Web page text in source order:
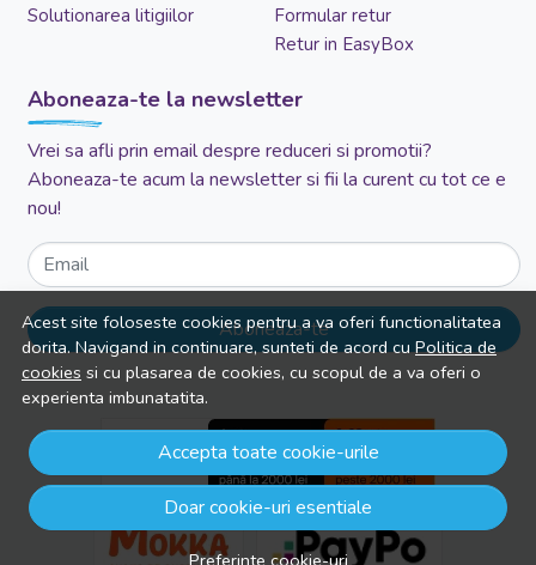
Acest site foloseste cookies pentru a va oferi functionalitatea
dorita. Navigand in continuare, sunteti de acord cuPolitica de
cookies si cu plasarea de cookies, cu scopul de a va oferi o
experienta imbunatatita.
Accepta toate cookie-urile
Doar cookie-uri esentiale
Preferinte cookie-uri
Solutionarea litigiilor
Formular retur
Retur in EasyBox
Aboneaza-te la newsletter
Vrei sa afli prin email despre reduceri si promotii?
Aboneaza-te acum la newsletter si fii la curent cu tot ce e
nou!
Email
Aboneaza-te